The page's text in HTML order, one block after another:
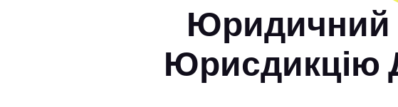
Юридичний
Юрисдикцію